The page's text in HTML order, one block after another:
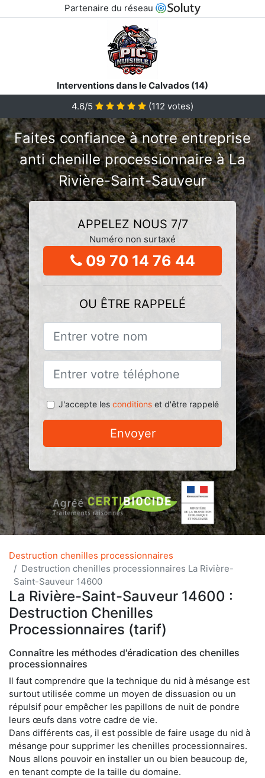
Partenaire du réseau
Interventions dans le Calvados (14)
4.6/5
(112 votes)
Faites confiance à notre entreprise
anti chenille processionnaire à La
Rivière-Saint-Sauveur
APPELEZ NOUS 7/7
Numéro non surtaxé
09 70 14 76 44
OU ÊTRE RAPPELÉ
J'accepte les conditionset d'être rappelé
Envoyer
Destruction chenilles processionnaires
Destruction chenilles processionnaires La Rivière-
Saint-Sauveur 14600
La Rivière-Saint-Sauveur 14600 :
Destruction Chenilles
Processionnaires (tarif)
Connaître les méthodes d'éradication des chenilles
processionnaires
Il faut comprendre que la technique du nid à mésange est
surtout utilisée comme un moyen de dissuasion ou un
répulsif pour empêcher les papillons de nuit de pondre
leurs œufs dans votre cadre de vie.
Dans différents cas, il est possible de faire usage du nid à
mésange pour supprimer les chenilles processionnaires.
Nous allons pouvoir en installer un ou bien beaucoup de,
en tenant compte de la taille du domaine.